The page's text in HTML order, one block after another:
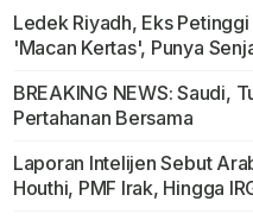
Ledek Riyadh, Eks
'Macan Kertas', Punya
BREAKING NEWS: Saudi,
Pertahanan Bersama
Laporan Intelijen Sebut
Houthi, PMF Irak, Hingga